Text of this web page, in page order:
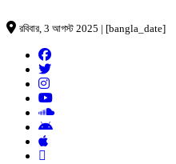
রবিবার, 3 আগস্ট 2025 | [bangla_date]